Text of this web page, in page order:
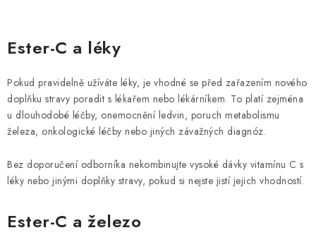
Ester-C a léky
Pokud pravidelně užíváte léky, je vhodné se před zařazením nového
doplňku stravy poradit s lékařem nebo lékárníkem. To platí zejména
u dlouhodobé léčby, onemocnění ledvin, poruch metabolismu
železa, onkologické léčby nebo jiných závažných diagnóz.
Bez doporučení odborníka nekombinujte vysoké dávky vitamínu C s
léky nebo jinými doplňky stravy, pokud si nejste jistí jejich vhodností.
Ester-C a železo